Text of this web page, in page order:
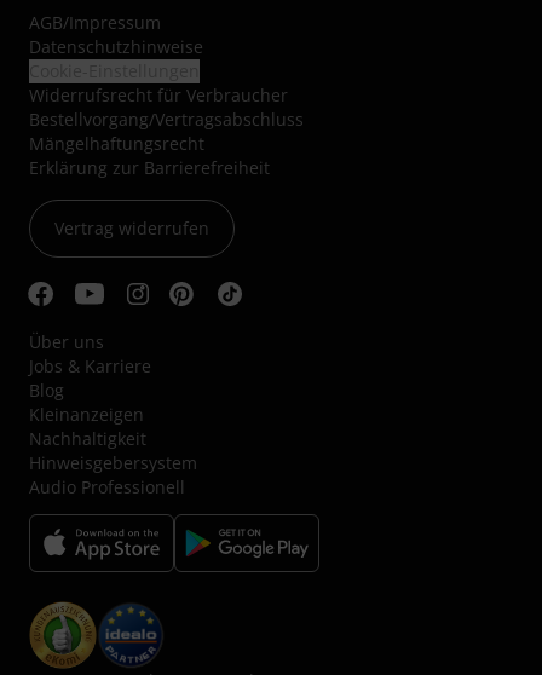
AGB/Impressum
Datenschutzhinweise
Widerrufsrecht für Verbraucher
Bestellvorgang/Vertragsabschluss
Mängelhaftungsrecht
Erklärung zur Barrierefreiheit
Vertrag widerrufen
Über uns
Jobs & Karriere
Blog
Kleinanzeigen
Nachhaltigkeit
Hinweisgebersystem
Audio Professionell